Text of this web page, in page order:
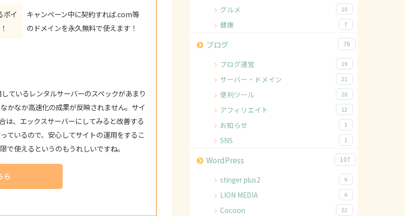
ポイ
キャンペーン中に契約すれば.com等
のドメインを永久無料で使えます！
ているレンタルサーバーのスペックがあまり
かなか高速化の成果が反映されません。サイ
は、エックスサーバーにしてみると改善する
ているので、安心してサイトの運用をするこ
で使えるというのもうれしいですね。
ら
グルメ 10
健康 7
ブログ 76
ブログ運営 19
サーバー・ドメイン 21
便利ツール 20
アフィリエイト 12
お知らせ 3
SNS 1
WordPress 107
stinger plus2 6
LION MEDIA 6
Cocoon 22